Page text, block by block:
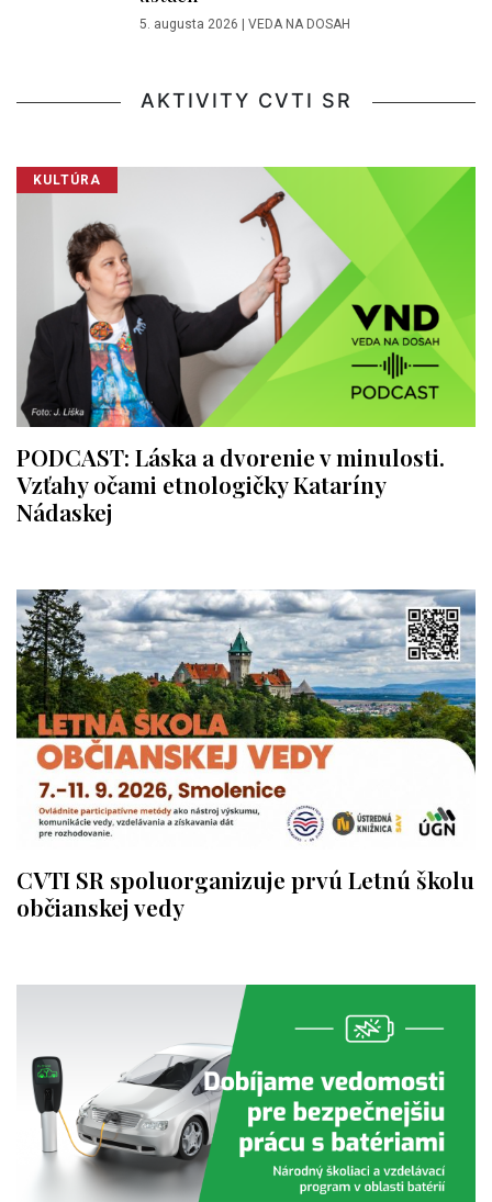
5. augusta 2026 VEDA NA DOSAH
AKTIVITY CVTI SR
KULTÚRA
PODCAST: Láska a dvorenie v minulosti.
Vzťahy očami etnologičky Kataríny
Nádaskej
CVTI SR spoluorganizuje prvú Letnú školu
občianskej vedy